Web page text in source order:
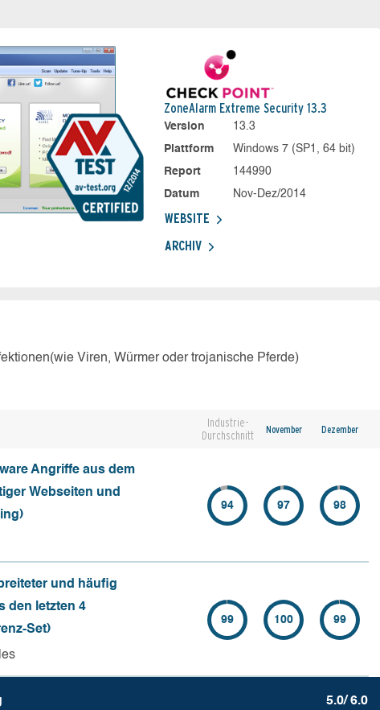
ZoneAlarm Extreme Security 13.3
Version
13.3
Plattform
Windows 7 (SP1, 64 bit)
Report
144990
Datum
Nov-Dez/2014
WEBSITE
ARCHIV
Viren, Würmer oder trojanische Pferde)
Industrie-
Durchschnitt
November Dezember
Angriffe aus dem
Webseiten und
94 97 98
und häufig
den letzten 4
Set)
99 100 99
5.0/ 6.0